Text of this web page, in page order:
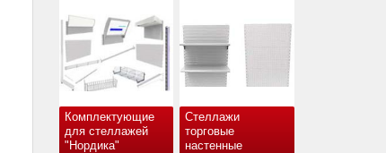
Комплектующие
для стеллажей
"Нордика"
Стеллажи
торговые
настенные